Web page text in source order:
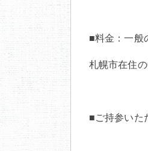
■料金：一般
札幌市在住
■ご持参いた